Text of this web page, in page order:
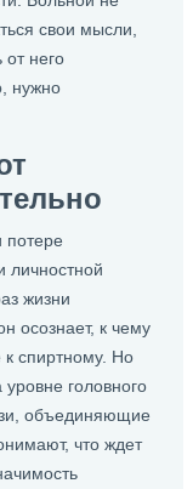
свои мысли,
него
нужно
потере
личностной
жизни
осознает, к чему
спиртному. Но
головного
объединяющие
что ждет